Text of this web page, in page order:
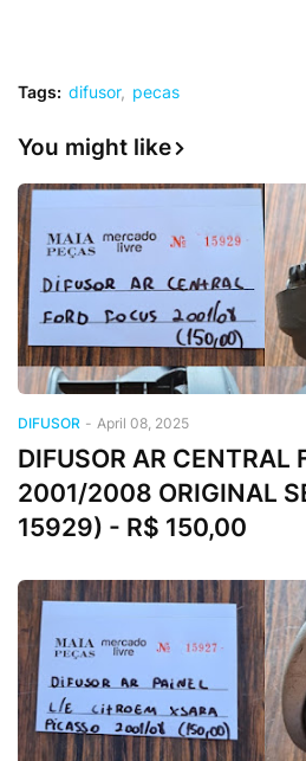
Tags: difusor pecas
You might like
DIFUSOR - April 08, 2025
DIFUSOR AR CENTRAL
2001/2008 ORIGINAL
15929) - R$ 150,00